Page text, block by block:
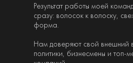
Результат работы моей
сразу: волосок к волоску,
форма.
Нам доверяют свой внешний
политики, бизнесмены и топ-